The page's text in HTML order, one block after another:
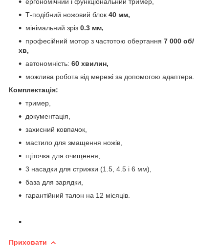
Т-подібний ножовий блок 40 мм,
мінімальний зріз 0.3 мм,
професійний мотор з частотою обертання 7 000 об/
хв,
автономність: 60 хвилин,
можлива робота від мережі за допомогою адаптера.
Комплектація:
тример,
документація,
захисний ковпачок,
мастило для змащення ножів,
щіточка для очищення,
3 насадки для стрижки (1.5, 4.5 і 6 мм),
база для зарядки,
гарантійний талон на 12 місяців.
Приховати